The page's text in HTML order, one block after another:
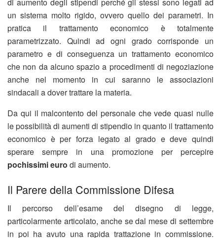
un sistema molto rigido, ovvero quello dei parametri. In
pratica il trattamento economico è totalmente
parametrizzato. Quindi ad ogni grado corrisponde un
parametro e di conseguenza un trattamento economico
che non da alcuno spazio a procedimenti di negoziazione
anche nel momento in cui saranno le associazioni
sindacali a dover trattare la materia.
Da qui il malcontento del personale che vede quasi nulle
le possibilità di aumenti di stipendio in quanto il trattamento
economico è per forza legato al grado e deve quindi
sperare sempre in una promozione per percepire
pochissimi euro di aumento.
Il Parere della Commissione Difesa
Il percorso dell’esame del disegno di legge,
particolarmente articolato, anche se dal mese di settembre
in poi ha avuto una rapida trattazione in commissione.